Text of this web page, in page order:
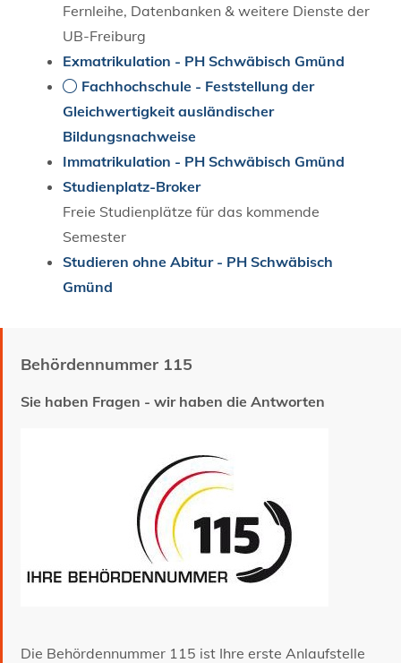
Fernleihe, Datenbanken & weitere Dienste der
UB-Freiburg
Exmatrikulation - PH Schwäbisch Gmünd
Fachhochschule - Feststellung der
Gleichwertigkeit ausländischer
Bildungsnachweise
Immatrikulation - PH Schwäbisch Gmünd
Studienplatz-Broker
Freie Studienplätze für das kommende
Semester
Studieren ohne Abitur - PH Schwäbisch
Gmünd
Behördennummer 115
Sie haben Fragen - wir haben die Antworten
Die Behördennummer 115 ist Ihre erste Anlaufstelle